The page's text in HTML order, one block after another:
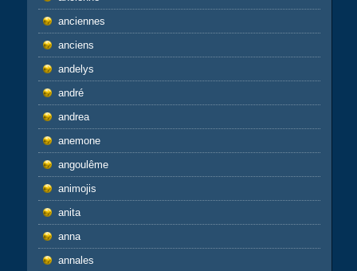
anciennes
anciens
andelys
andré
andrea
anemone
angoulême
animojis
anita
anna
annales